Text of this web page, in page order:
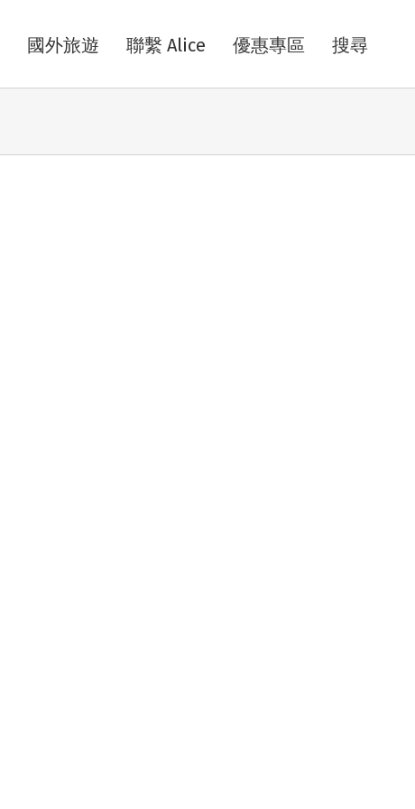
國外旅遊 聯繫 Alice 優惠專區 搜尋